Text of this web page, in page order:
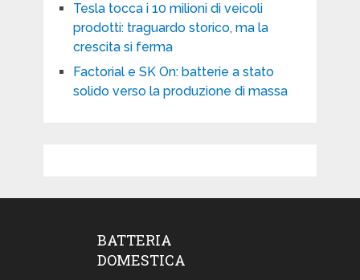
Tesla tocca i 10 milioni di veicoli
prodotti: traguardo storico, ma la
crescita si ferma
Factorial e SK On: batterie a stato
solido verso la produzione di massa
BATTERIA
DOMESTICA